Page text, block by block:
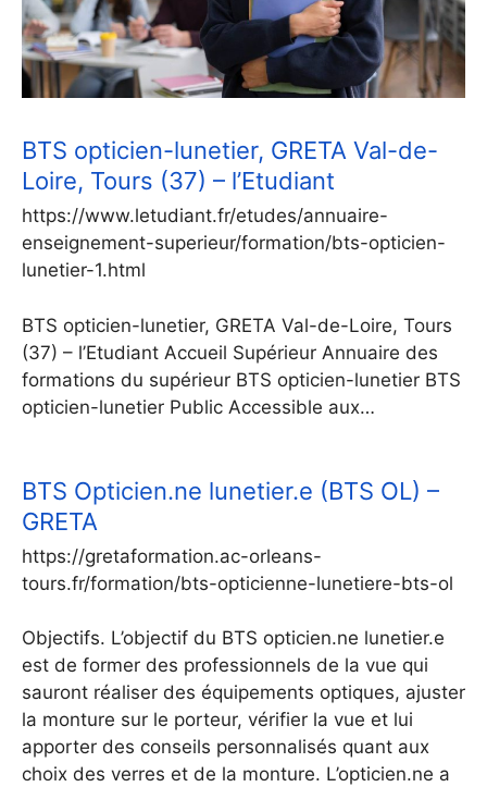
BTS opticien-lunetier, GRETA Val-de-
Loire, Tours (37) – l’Etudiant
https://www.letudiant.fr/etudes/annuaire-
enseignement-superieur/formation/bts-opticien-
lunetier-1.html
BTS opticien-lunetier, GRETA Val-de-Loire, Tours
(37) – l’Etudiant Accueil Supérieur Annuaire des
formations du supérieur BTS opticien-lunetier BTS
opticien-lunetier Public Accessible aux…
BTS Opticien.ne lunetier.e (BTS OL) –
GRETA
https://gretaformation.ac-orleans-
tours.fr/formation/bts-opticienne-lunetiere-bts-ol
Objectifs. L’objectif du BTS opticien.ne lunetier.e
est de former des professionnels de la vue qui
sauront réaliser des équipements optiques, ajuster
la monture sur le porteur, vérifier la vue et lui
apporter des conseils personnalisés quant aux
choix des verres et de la monture. L’opticien.ne a